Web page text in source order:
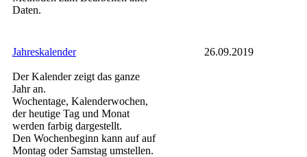
Daten.
Jahreskalender
Der Kalender zeigt das ganze
Jahr an.
Wochentage, Kalenderwochen,
der heutige Tag und Monat
werden farbig dargestellt.
Den Wochenbeginn kann auf auf
Montag oder Samstag umstellen.
26.09.2019